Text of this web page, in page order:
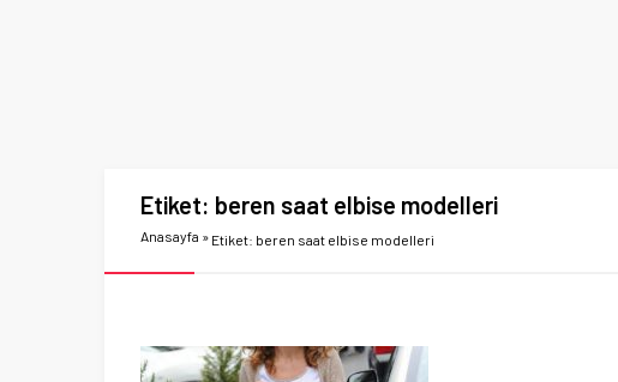
Etiket: beren saat elbise modelleri
Anasayfa » Etiket: beren saat elbise modelleri